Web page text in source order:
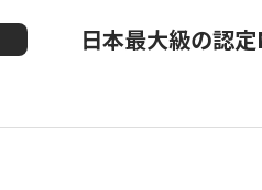
日本最大級の認